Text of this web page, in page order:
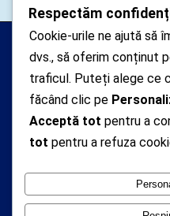
2024.
Datele
colectate pe acest site
operator
Nationala de
Respectăm
Cookie-urile ne ajută să
dvs., să oferim conținut
traficul. Puteți alege ce
făcând clic pe
Acceptă tot pentru a
tot pentru a refuza